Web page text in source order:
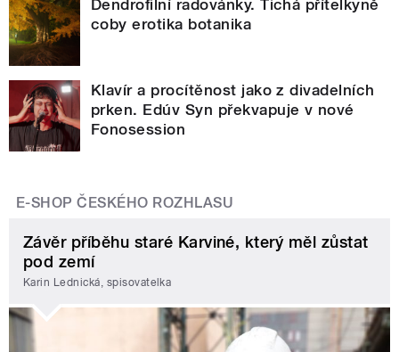
Dendrofilní radovánky. Tichá přítelkyně
coby erotika botanika
Klavír a procítěnost jako z divadelních
prken. Edúv Syn překvapuje v nové
Fonosession
E-SHOP ČESKÉHO ROZHLASU
Závěr příběhu staré Karviné, který měl zůstat
pod zemí
Karin Lednická, spisovatelka